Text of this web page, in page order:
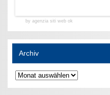
by agenzia siti web ok
Archiv
Archiv